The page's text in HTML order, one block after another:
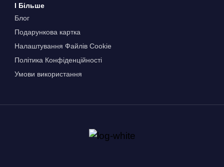
І Більше
Блог
Подарункова картка
Налаштування Файлів Сookie
Політика Конфіденційності
Умови використання